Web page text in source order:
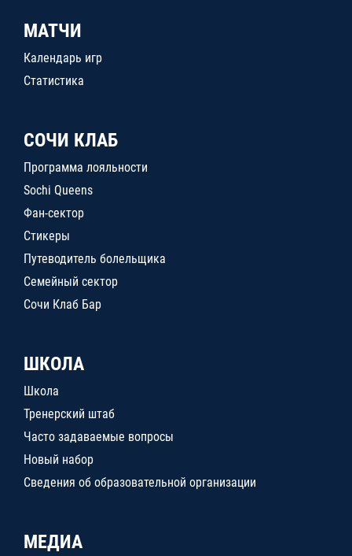
МАТЧИ
Календарь игр
Статистика
СОЧИ КЛАБ
Программа лояльности
Sochi Queens
Фан-сектор
Стикеры
Путеводитель болельщика
Семейный сектор
Сочи Клаб Бар
ШКОЛА
Школа
Тренерский штаб
Часто задаваемые вопросы
Новый набор
Сведения об образовательной организации
МЕДИА